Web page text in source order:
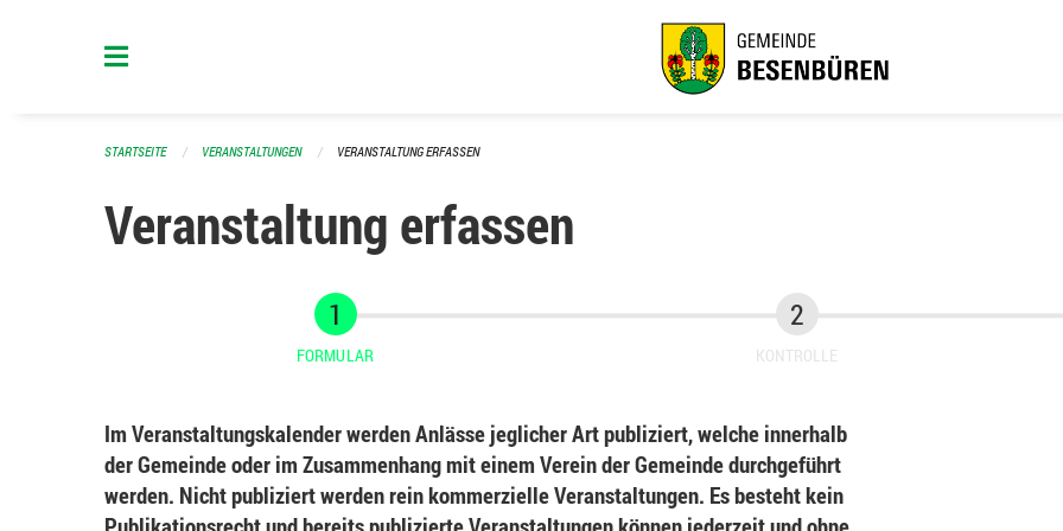
STARTSEITE VERANSTALTUNGEN VERANSTALTUNG ERFASSEN
Veranstaltung erfassen
FORMULAR KONTROLLE
Im Veranstaltungskalender werden Anlässe jeglicher Art publiziert, welche innerhalb
der Gemeinde oder im Zusammenhang mit einem Verein der Gemeinde durchgeführt
werden. Nicht publiziert werden rein kommerzielle Veranstaltungen. Es besteht kein